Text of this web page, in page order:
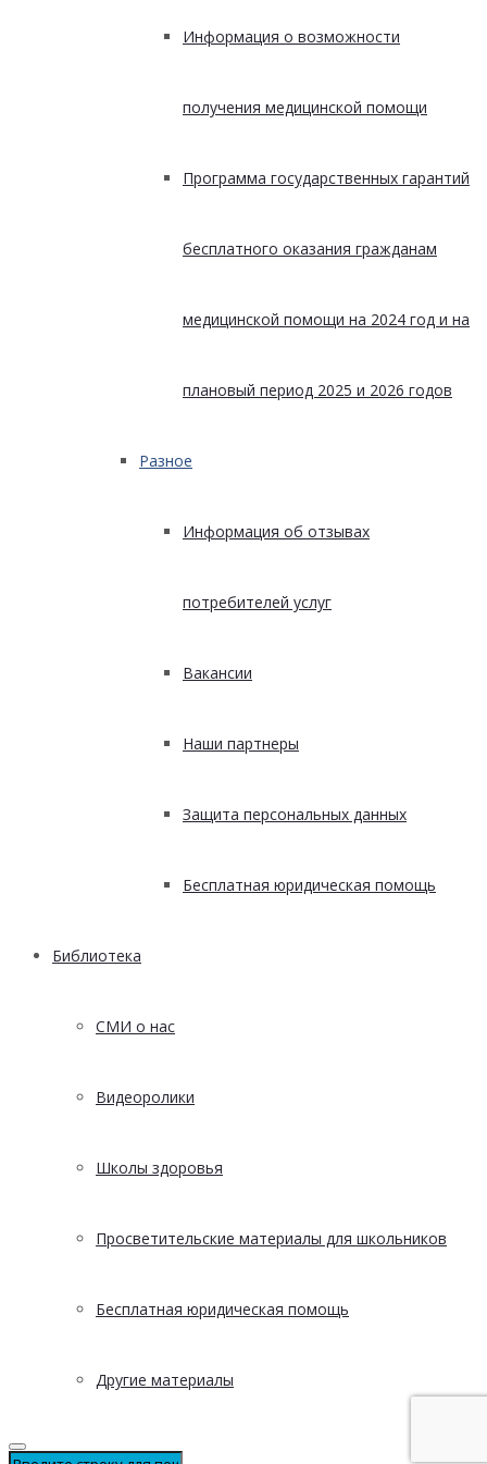
Информация о возможности
получения медицинской помощи
Программа государственных гарантий
бесплатного оказания гражданам
медицинской помощи на 2024 год и на
плановый период 2025 и 2026 годов
Разное
Информация об отзывах
потребителей услуг
Вакансии
Наши партнеры
Защита персональных данных
Бесплатная юридическая помощь
Библиотека
СМИ о нас
Видеоролики
Школы здоровья
Просветительские материалы для школьников
Бесплатная юридическая помощь
Другие материалы